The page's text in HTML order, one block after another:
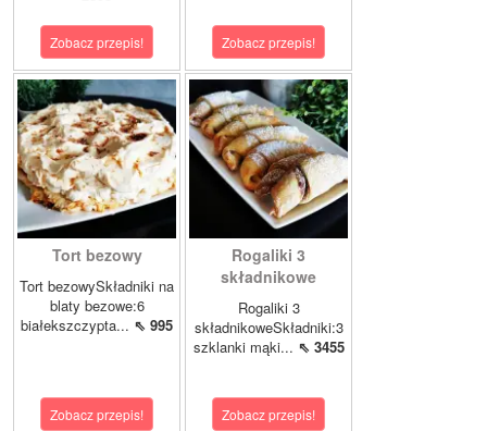
Zobacz przepis! Zobacz przepis!
Tort bezowy
Tort bezowySkładniki na
blaty bezowe:6
białekszczypta... ⇖ 995
Zobacz przepis!
Rogaliki 3
składnikowe
Rogaliki 3
składnikoweSkładniki:3
szklanki mąki... ⇖ 3455
Zobacz przepis!